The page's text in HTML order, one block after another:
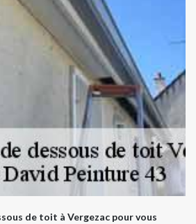
de toit à Vergezac pour vous